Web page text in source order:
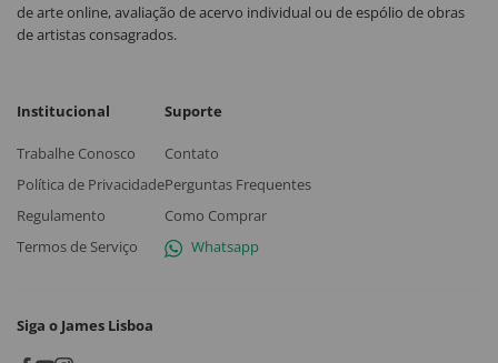
de arte online, avaliação de acervo individual ou de espólio de obras
de artistas consagrados.
Institucional
Trabalhe Conosco
Política de Privacidade
Regulamento
Termos de Serviço
Suporte
Contato
Perguntas Frequentes
Como Comprar
Whatsapp
Siga o James Lisboa